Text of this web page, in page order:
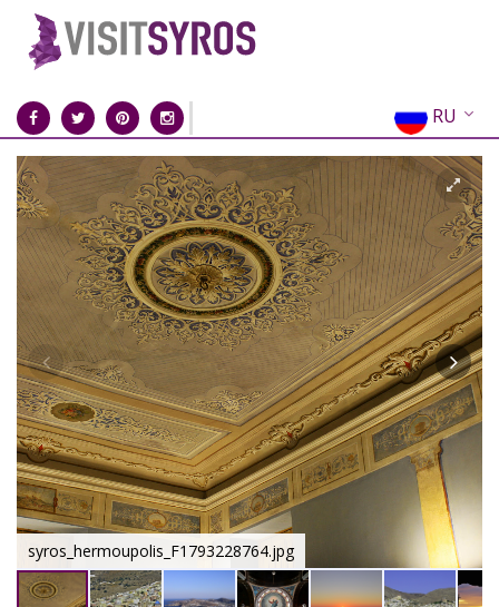
RU
EN
EL
FR
DE
IT
ES
CN
syros_hermoupolis_F1793228764.jpg